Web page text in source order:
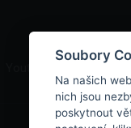
Soubory
Na našich
nich jsou
poskytnout